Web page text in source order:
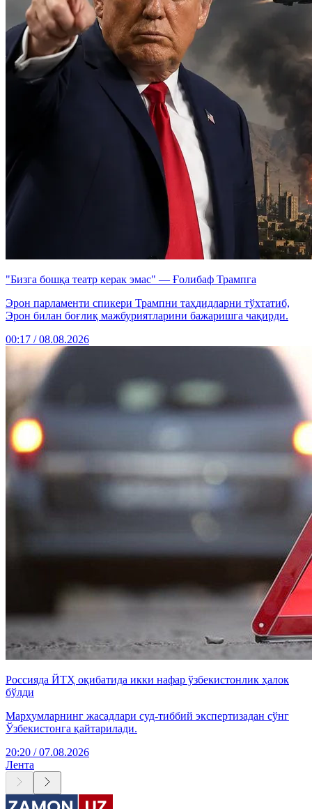
"Бизга бошқа театр керак эмас" — Ғолибаф Трампга
Эрон парламенти спикери Трампни таҳдидларни тўхтатиб,
Эрон билан боғлиқ мажбуриятларини бажаришга чақирди.
00:17 / 08.08.2026
Россияда ЙТҲ оқибатида икки нафар ўзбекистонлик ҳалок
бўлди
Марҳумларнинг жасадлари суд-тиббий экспертизадан сўнг
Ўзбекистонга қайтарилади.
20:20 / 07.08.2026
Лента